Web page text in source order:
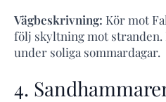
Vägbeskrivning: Kör mot
följ skyltning mot stranden.
under soliga sommardagar.
4.